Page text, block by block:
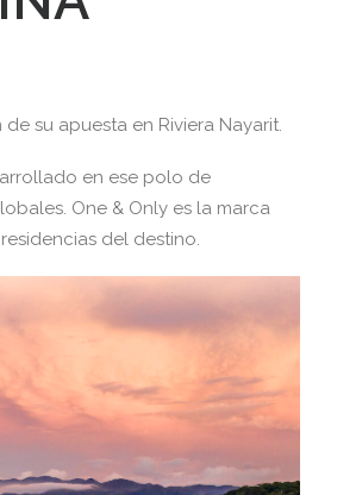
su apuesta en Riviera Nayarit.
en ese polo de
One & Only es la marca
del destino.